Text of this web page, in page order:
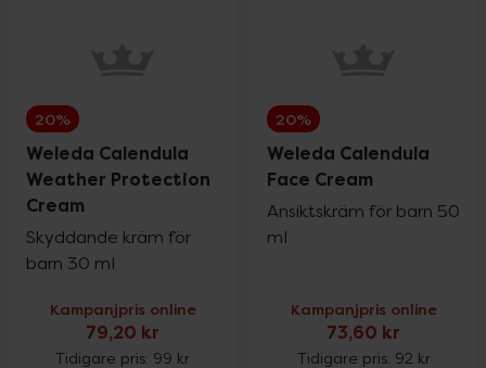
20%
Weleda Calendula
Weather Protection
Cream
Skyddande kräm för
barn 30 ml
Kampanjpris online
79,20 kr
Tidigare pris: 99 kr
20%
Weleda Calendula
Face Cream
Ansiktskräm för barn 50
ml
Kampanjpris online
73,60 kr
Tidigare pris: 92 kr